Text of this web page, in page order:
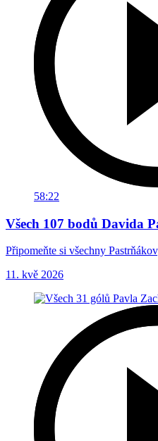
58:22
Všech 107 bodů Davida
Připomeňte si všechny
11. kvě 2026